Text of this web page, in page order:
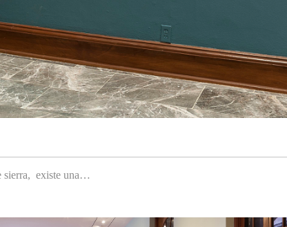
sierra, existe una…